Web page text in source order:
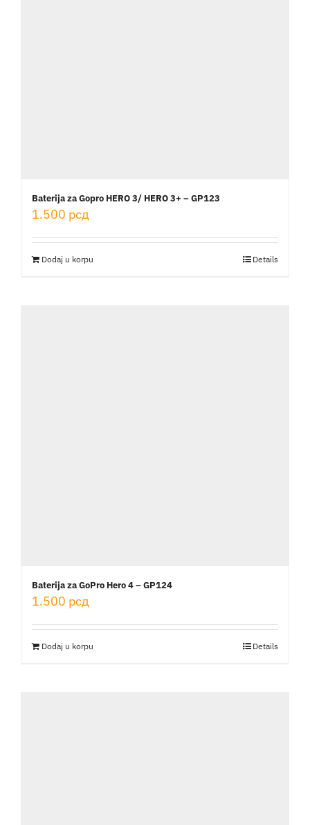
Baterija za Gopro HERO 3/ HERO 3+ – GP123
1.500 рсд
Dodaj u korpu Details
Baterija za GoPro Hero 4 – GP124
1.500 рсд
Dodaj u korpu Details